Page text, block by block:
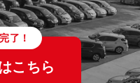
了！
こちら